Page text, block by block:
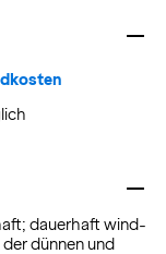
dauerhaft wind-
dünnen und